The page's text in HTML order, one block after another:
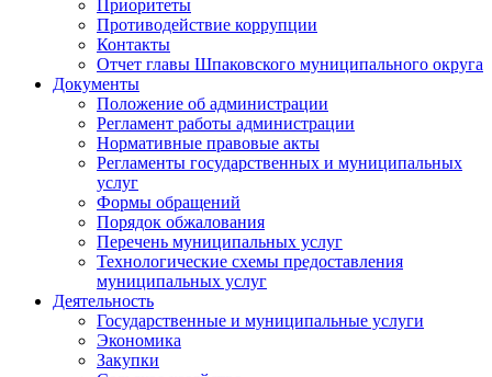
Приоритеты
Противодействие коррупции
Контакты
Отчет главы Шпаковского муниципального округа
Документы
Положение об администрации
Регламент работы администрации
Нормативные правовые акты
Регламенты государственных и муниципальных
услуг
Формы обращений
Порядок обжалования
Перечень муниципальных услуг
Технологические схемы предоставления
муниципальных услуг
Деятельность
Государственные и муниципальные услуги
Экономика
Закупки